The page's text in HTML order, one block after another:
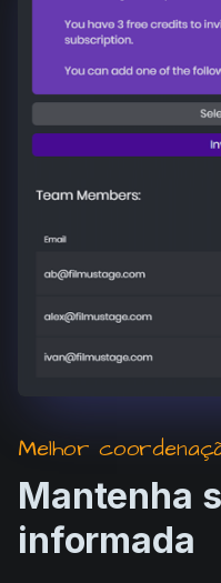
Melhor
Mantenha
informada